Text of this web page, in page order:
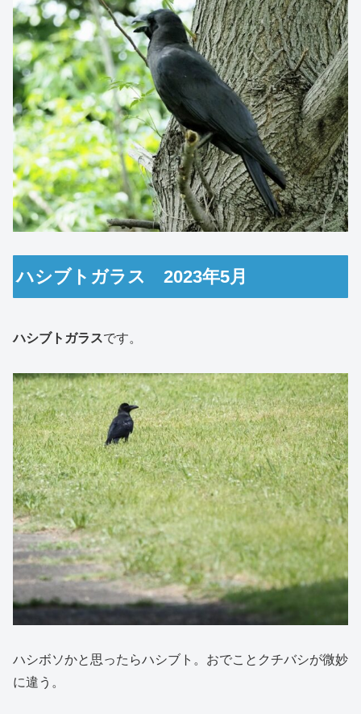
ハシブトガラス 2023年5月
ハシブトガラスです。
ハシボソかと思ったらハシブト。おでことクチバシが微妙
に違う。